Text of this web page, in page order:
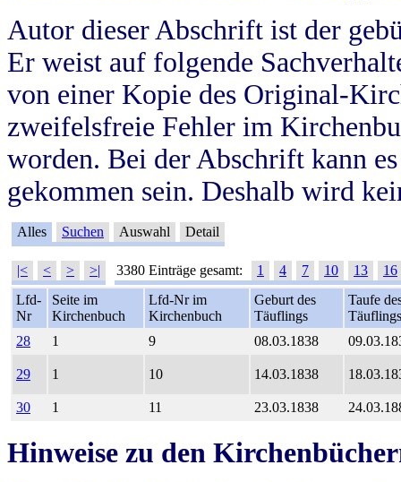
Autor dieser Abschrift ist der
Er weist auf folgende
von einer Kopie des Original-
zweifelsfreie Fehler im
worden. Bei der Abschrift kann
gekommen sein. Deshalb wird
Alles Suchen Auswahl Detail
|< < > >| 3380 Einträge gesamt: 1 4 7 10 13
16
Lfd-
Nr
Seite im
Kirchenbuch
Lfd-Nr im
Kirchenbuch
Geburt des
Täuflings
Taufe
Täuflings
28
1 9 08.03.1838
29 1 10 14.03.1838
30 1 11 23.03.1838
Hinweise zu den